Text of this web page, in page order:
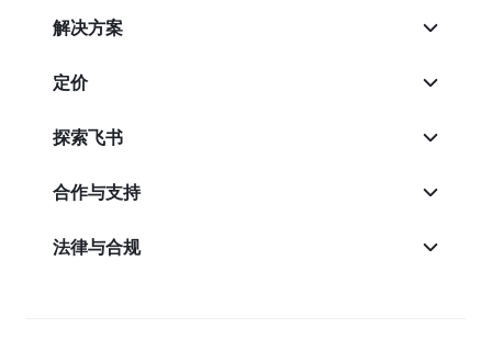
解决方案
定价
探索飞书
合作与支持
法律与合规